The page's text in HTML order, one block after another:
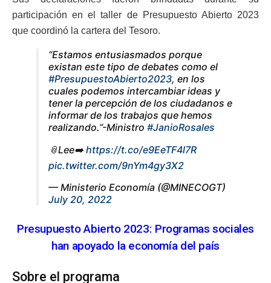
participación en el taller de Presupuesto Abierto 2023
que coordinó la cartera del Tesoro.
“Estamos entusiasmados porque
existan este tipo de debates como el
#PresupuestoAbierto2023, en los
cuales podemos intercambiar ideas y
tener la percepción de los ciudadanos e
informar de los trabajos que hemos
realizando.”-Ministro #JanioRosales
📎Lee➡️ https://t.co/e9EeTF4l7R
pic.twitter.com/9nYm4gy3X2
— Ministerio Economía (@MINECOGT)
July 20, 2022
Presupuesto Abierto 2023: Programas sociales
han apoyado la economía del país
Sobre el programa